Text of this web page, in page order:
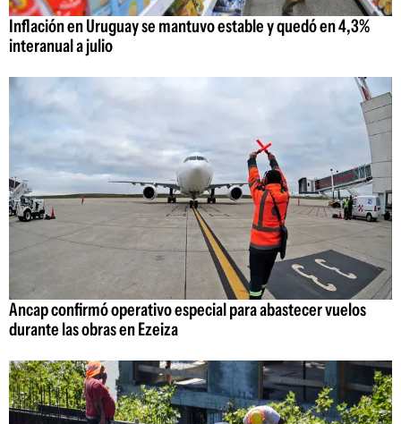
Inflación en Uruguay se mantuvo estable y quedó en 4,3%
interanual a julio
Ancap confirmó operativo especial para abastecer vuelos
durante las obras en Ezeiza